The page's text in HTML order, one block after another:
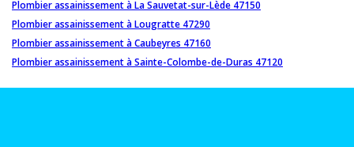
Plombier assainissement à La Sauvetat-sur-Lède 47150
Plombier assainissement à Lougratte 47290
Plombier assainissement à Caubeyres 47160
Plombier assainissement à Sainte-Colombe-de-Duras 47120